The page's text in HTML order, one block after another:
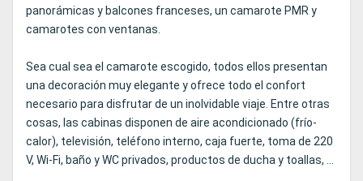
panorámicas y balcones franceses, un camarote PMR y
camarotes con ventanas.
Sea cual sea el camarote escogido, todos ellos presentan
una decoración muy elegante y ofrece todo el confort
necesario para disfrutar de un inolvidable viaje. Entre otras
cosas, las cabinas disponen de aire acondicionado (frío-
calor), televisión, teléfono interno, caja fuerte, toma de 220
V, Wi-Fi, baño y WC privados, productos de ducha y toallas, ...